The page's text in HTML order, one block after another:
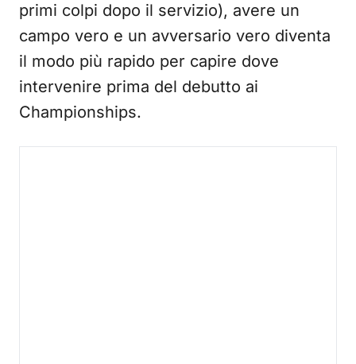
primi colpi dopo il servizio), avere un
campo vero e un avversario vero diventa
il modo più rapido per capire dove
intervenire prima del debutto ai
Championships.